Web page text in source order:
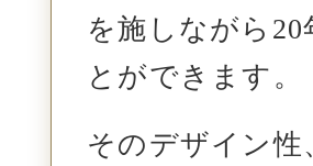
を施しながら
とができます。
そのデザイン性